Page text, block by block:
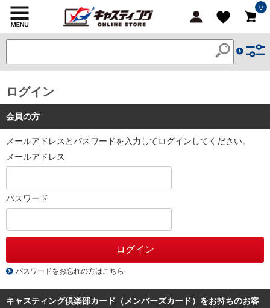
0
ログイン
会員の方
メールアドレスとパスワードを入力してログインしてください。
メールアドレス
パスワード
パスワードをお忘れの方はこちら
キャスティング倶楽部カード（メンバーズカード）をお持ちのお客